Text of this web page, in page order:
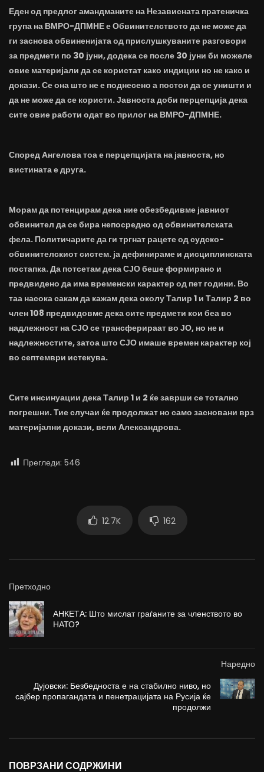
Еден од предлог амандманите на Независната пратеничка
група на ВМРО-ДПМНЕ е Обвинителството да не може да
ги заснова обвиненијата од прислушкуваните разговори
за предмети по 30 јуни, додека се после 30 јуни би можеле
овие материјали да се користат како индиции но не како и
докази. Се она што не е поднесено а постои да се уништи и
да не може да се користи. Јавноста доби перцепција дека
сите овие работи одат во прилог на ВМРО-ДПМНЕ.
Според Ангелова тоа е перцепцијата на јавноста, но
вистината е друга.
Морам да потенцирам дека ние обезбедивме јавниот
обвинител да се бира непосредно од обвинителската
фела. Политичарите да ги тргнат рацете од судско-
обвинителскиот систем. ја дефинираме и дисциплинската
постапка. Да потсетам дека СЈО беше формирано и
предвидено да има временски карактер од пет години. Во
таа насока сакам да кажам дека околу Талир 1 и Талир 2 во
член 108 предвидовме дека сите предмети кои беа во
надлежност на СЈО се трансферираат во ЈО, но не и
надлежностите, затоа што СЈО имаше времен карактер кој
во септември истекува.
Сите инсинуации дека Талир 1 и 2 ќе заврши се тотално
погрешни. Тие случаи ќе продолжат но само засновани врз
материјални докази, вели Александрова.
Прегледи: 546
12.7K 162
Претходно
АНКЕТА: Што мислат граѓаните за членството во
НАТО?
Наредно
Дујовски: Безбедноста е на стабилно ниво, но
сајбер пропагандата и пенетрацијата на Русија ќе
продолжи
ПОВРЗАНИ СОДРЖИНИ